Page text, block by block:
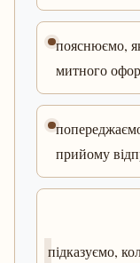
пояснюємо,
митного
прийому
підказуємо,